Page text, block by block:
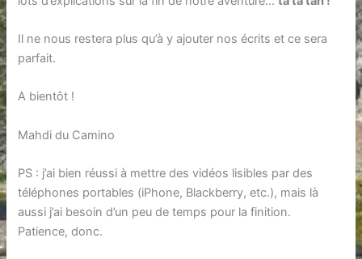
Il ne nous restera plus qu’à y ajouter nos écrits et ce sera
parfait.
A bientôt !
Mahdi du Camino
PS : j’ai bien réussi à mettre des vidéos lisibles par des
téléphones portables (iPhone, Blackberry, etc.), mais là
aussi j’ai besoin d’un peu de temps pour la finition.
Patience, donc.